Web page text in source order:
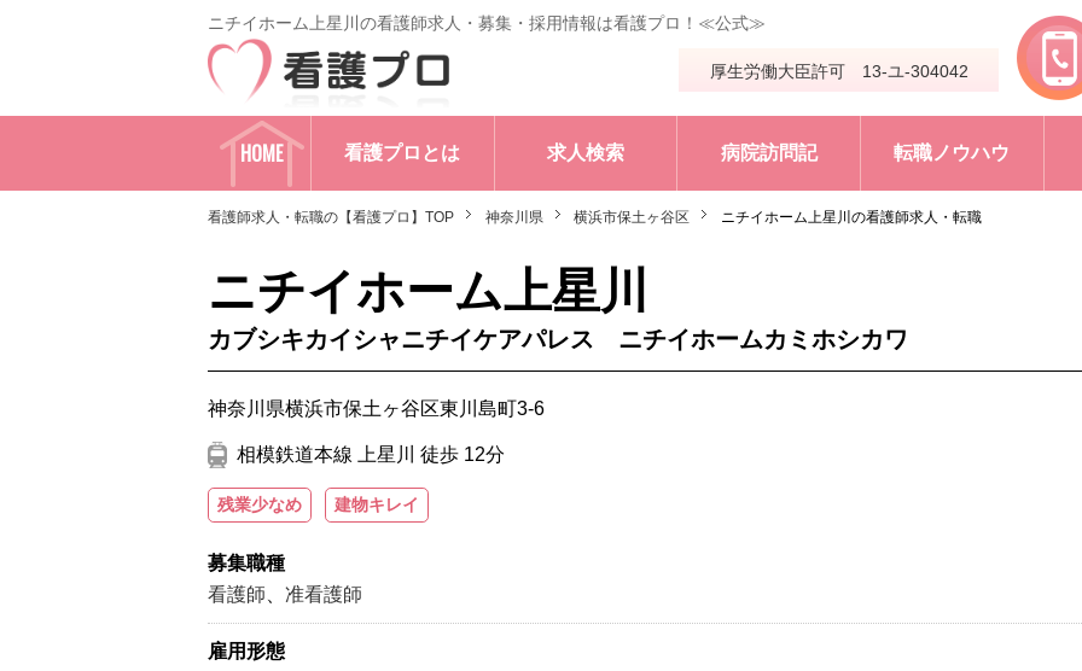
ニチイホーム上星川の看護師求人・募集・採用情報は看護プロ！≪公式≫
厚生労働大臣許可 13-ユ-304042
HOME 看護プロとは 求人検索 病院訪問記 転職ノウハウ
看護師求人・転職の【看護プロ】TOP 神奈川県 横浜市保土ヶ谷区 ニチイホーム上星川の看護師求人・転職
ニチイホーム上星川
カブシキカイシャニチイケアパレス ニチイホームカミホシカワ
神奈川県横浜市保土ヶ谷区東川島町3-6
相模鉄道本線 上星川 徒歩 12分
残業少なめ 建物キレイ
募集職種
看護師
准看護師
雇用形態